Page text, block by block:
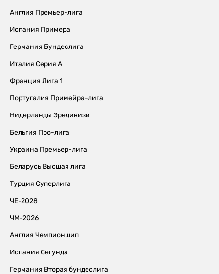
Англия Премьер-лига
Испания Примера
Германия Бундеслига
Италия Серия А
Франция Лига 1
Португалия Примейра-лига
Нидерланды Эредивизи
Бельгия Про-лига
Украина Премьер-лига
Беларусь Высшая лига
Турция Суперлига
ЧЕ-2028
ЧМ-2026
Англия Чемпионшип
Испания Сегунда
Германия Вторая бундеслига